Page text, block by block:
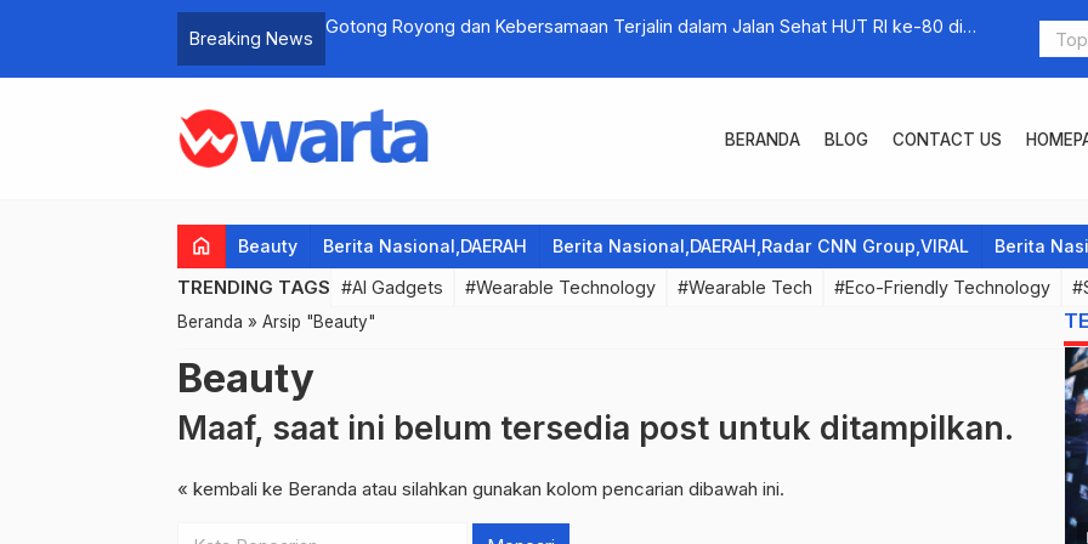
Breaking News
Gotong Royong dan Kebersamaan Terjalin dalam Jalan Sehat HUT RI ke-80 di
Wabup
Royong
BERANDA BLOG CONTACT US
home Beauty Berita Nasional,DAERAH Berita Nasional,DAERAH,Radar CNN Group,VIRAL Berita
TRENDING TAGS #AI Gadgets #Wearable Technology #Wearable Tech #Eco-Friendly Technology
Beranda » Arsip "Beauty"
Beauty
Maaf, saat ini belum tersedia post untuk ditampilkan.
« kembali ke Beranda atau silahkan gunakan kolom pencarian dibawah ini.